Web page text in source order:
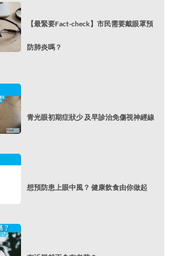
【最緊要Fact-check】市民需要戴眼罩預
防肺炎嗎？
青光眼初期症狀少 及早診治免傷視神經線
想預防患上眼中風？ 健康飲食由你做起